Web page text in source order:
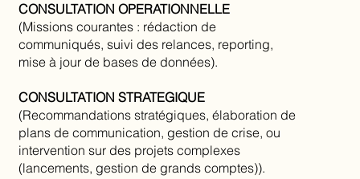
CONSULTATION OPERATIONNELLE
(Missions courantes : rédaction de
communiqués, suivi des relances, reporting,
mise à jour de bases de données).
CONSULTATION STRATEGIQUE
(Recommandations stratégiques, élaboration de
plans de communication, gestion de crise, ou
intervention sur des projets complexes
(lancements, gestion de grands comptes)).